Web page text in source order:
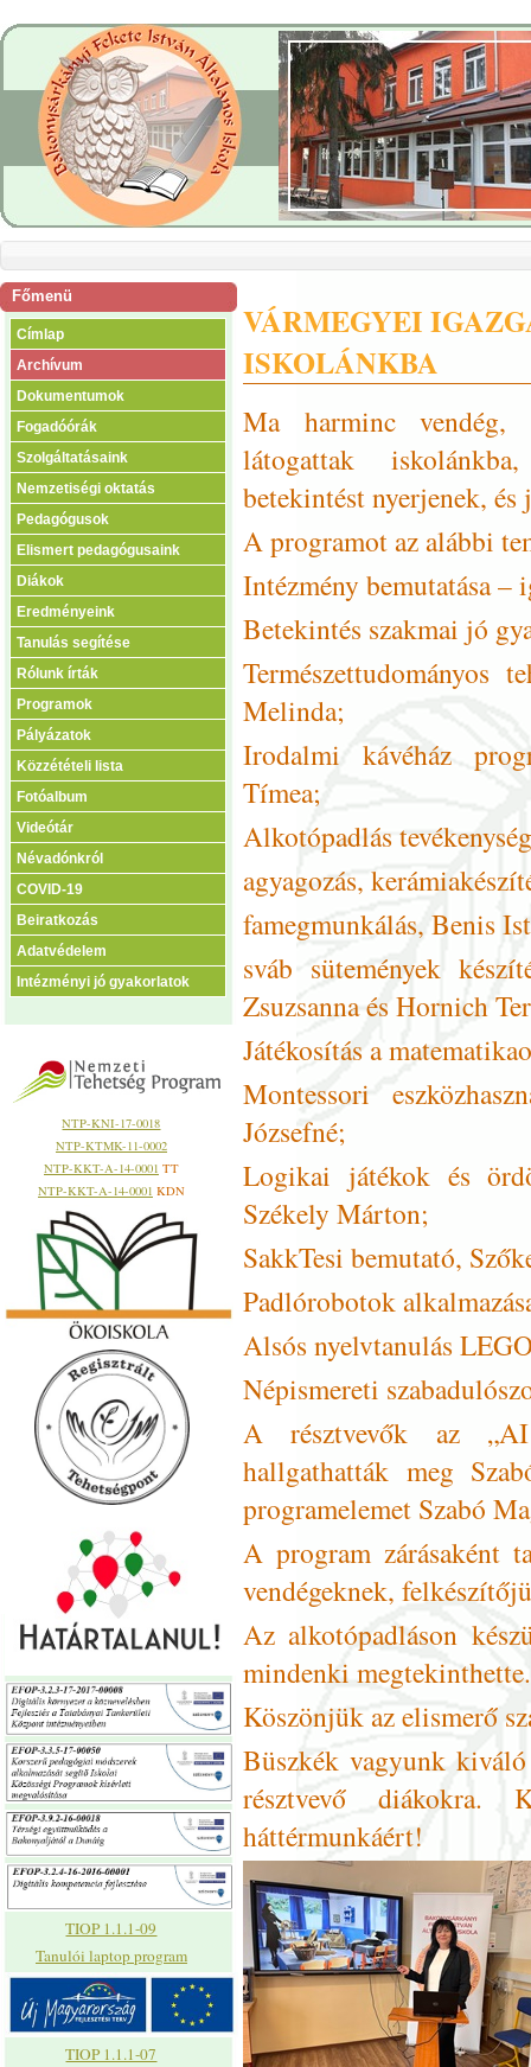
Főmenü
Címlap
Archívum
Dokumentumok
Fogadóórák
Szolgáltatásaink
Nemzetiségi oktatás
Pedagógusok
Elismert pedagógusaink
Diákok
Eredményeink
Tanulás segítése
Rólunk írták
Programok
Pályázatok
Közzétételi lista
Fotóalbum
Videótár
Névadónkról
COVID-19
Beiratkozás
Adatvédelem
Intézményi jó gyakorlatok
NTP-KNI-17-0018
NTP-KTMK-11-0002
NTP-KKT-A-14-0001 TT
NTP-KKT-A-14-0001 KDN
TIOP 1.1.1-09
Tanulói laptop program
TIOP 1.1.1-07
VÁRMEGYEI
ISKOLÁNKBA
Ma harminc vendég,
látogattak
betekintést nyerjenek,
A programot az alábbi
Intézmény bemutatása –
Betekintés szakmai jó
Természettudományos
Melinda;
Irodalmi kávéház
Tímea;
Alkotópadlás
agyagozás,
famegmunkálás, Benis
sváb sütemények
Zsuzsanna és Hornich
Játékosítás a
Montessori
Józsefné;
Logikai játékok és
Székely Márton;
SakkTesi bemutató,
Padlórobotok
Alsós nyelvtanulás
Népismereti
A résztvevők az
hallgathatták meg
programelemet Szabó
A program zárásaként
vendégeknek,
Az alkotópadláson
mindenki megtekinthette.
Köszönjük az elismerő
Büszkék vagyunk kiváló
résztvevő diákokra.
háttérmunkáért!